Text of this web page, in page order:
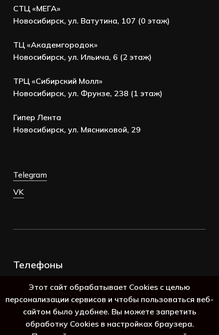
СТЦ «МЕГА»
Новосибирск, ул. Ватутина, 107 (0 этаж)
ТЦ «Академгородок»
Новосибирск, ул. Ильича, 6 (2 этаж)
ТРЦ «Сибирский Молл»
Новосибирск, ул. Фрунзе, 238 (1 этаж)
Гипер Лента
Новосибирск, ул. Мясниковой, 29
Telegram
VK
Телефоны
8 (800) 250-69-39
Этот сайт обрабатывает Cookies с целью
персонализации сервисов и чтобы пользоваться веб-
сайтом было удобнее. Вы можете запретить
обработку Cookies в настройках браузера.